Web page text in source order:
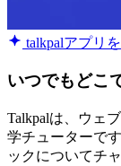
talkpalアプリ
いつでもどこ
Talkpalは、ウェ
学チューターで
ックについてチ